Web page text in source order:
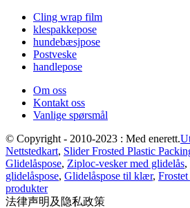
Cling wrap film
klespakkepose
hundebæsjpose
Postveske
handlepose
Om oss
Kontakt oss
Vanlige spørsmål
© Copyright - 2010-2023 : Med enerett.
Nettstedkart, Slider Frosted Plastic
Glidelåspose, Ziploc-vesker med glidelås,
glidelåspose, Glidelåspose til klær,
produkter
法律声明及隐私政策